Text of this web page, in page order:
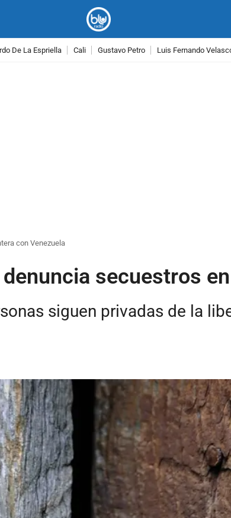
De La Espriella Cali Gustavo Petro Luis Fernando
con Venezuela
secuestros
siguen privadas de la